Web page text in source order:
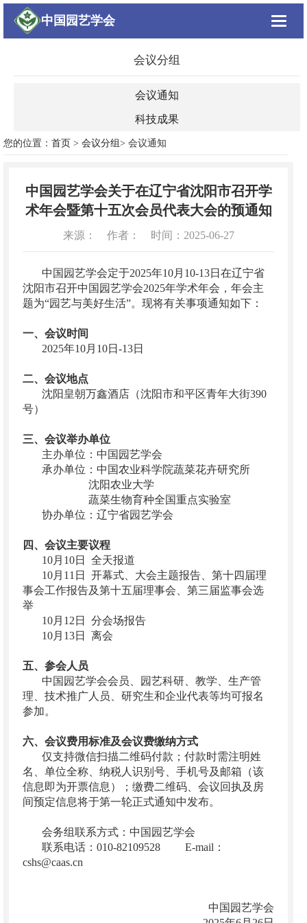
中国园艺学会
Toggle
会议分组
会议通知
科技成果
您的位置： 首页 > 会议分组 > 会议通知
中国园艺学会关于在辽宁省沈阳市召开学
术年会暨第十五次会员代表大会的预通知
来源： 作者： 时间：2025-06-27
中国园艺学会定于2025年10月10-13日在辽宁省
沈阳市召开中国园艺学会2025年学术年会，年会主
题为“园艺与美好生活”。现将有关事项通知如下：
一、会议时间
2025年10月10日-13日
二、会议地点
沈阳皇朝万鑫酒店（沈阳市和平区青年大街390
号）
三、会议举办单位
主办单位：中国园艺学会
承办单位：中国农业科学院蔬菜花卉研究所
沈阳农业大学
蔬菜生物育种全国重点实验室
协办单位：辽宁省园艺学会
四、会议主要议程
10月10日 全天报道
10月11日 开幕式、大会主题报告、第十四届理
事会工作报告及第十五届理事会、第三届监事会选
举
10月12日 分会场报告
10月13日 离会
五、参会人员
中国园艺学会会员、园艺科研、教学、生产管
理、技术推广人员、研究生和企业代表等均可报名
参加。
六、会议费用标准及会议费缴纳方式
仅支持微信扫描二维码付款；付款时需注明姓
名、单位全称、纳税人识别号、手机号及邮箱（该
信息即为开票信息）；缴费二维码、会议回执及房
间预定信息将于第一轮正式通知中发布。
会务组联系方式：中国园艺学会
联系电话：010-82109528 E-mail：
cshs@caas.cn
中国园艺学会